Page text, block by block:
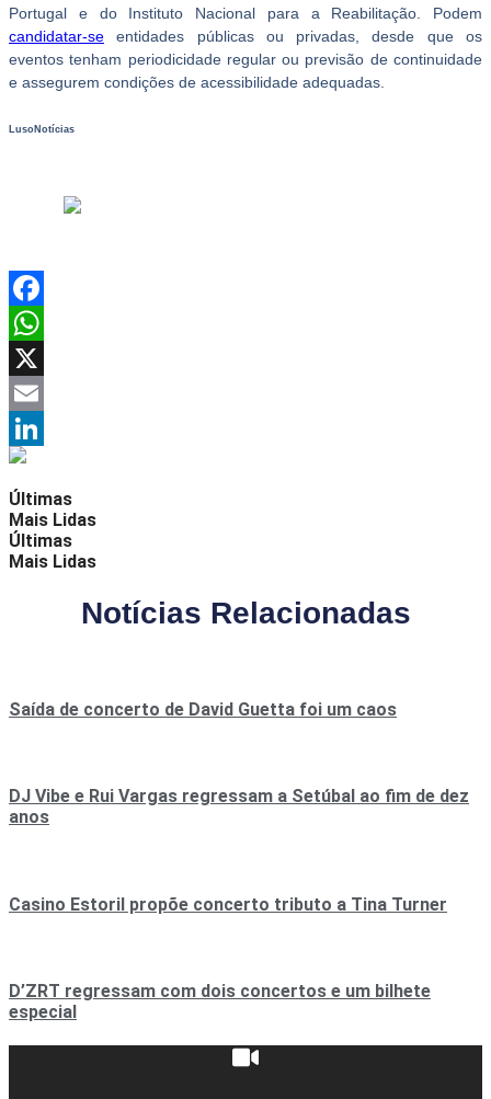
Portugal e do Instituto Nacional para a Reabilitação. Podem
candidatar-se entidades públicas ou privadas, desde que os
eventos tenham periodicidade regular ou previsão de continuidade
e assegurem condições de acessibilidade adequadas.
LusoNotícias
Facebook
WhatsApp
X
Email
LinkedIn
Últimas
Mais Lidas
Últimas
Mais Lidas
Notícias Relacionadas
Saída de concerto de David Guetta foi um caos
DJ Vibe e Rui Vargas regressam a Setúbal ao fim de dez
anos
Casino Estoril propõe concerto tributo a Tina Turner
D’ZRT regressam com dois concertos e um bilhete
especial